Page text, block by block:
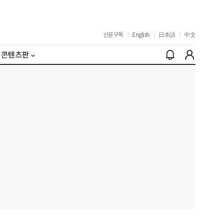
신문구독 English 日本語 中文
콘텐츠판